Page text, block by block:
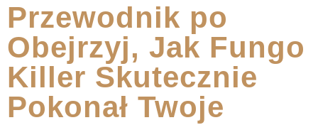
Przewodnik po
Obejrzyj, Jak Fungo
Killer Skutecznie
Pokonał Twoje